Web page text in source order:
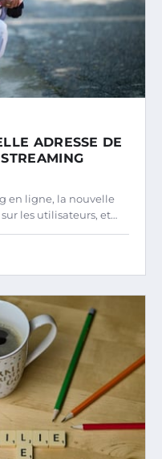
ADRESSE DE
en ligne, la nouvelle
les utilisateurs, et…